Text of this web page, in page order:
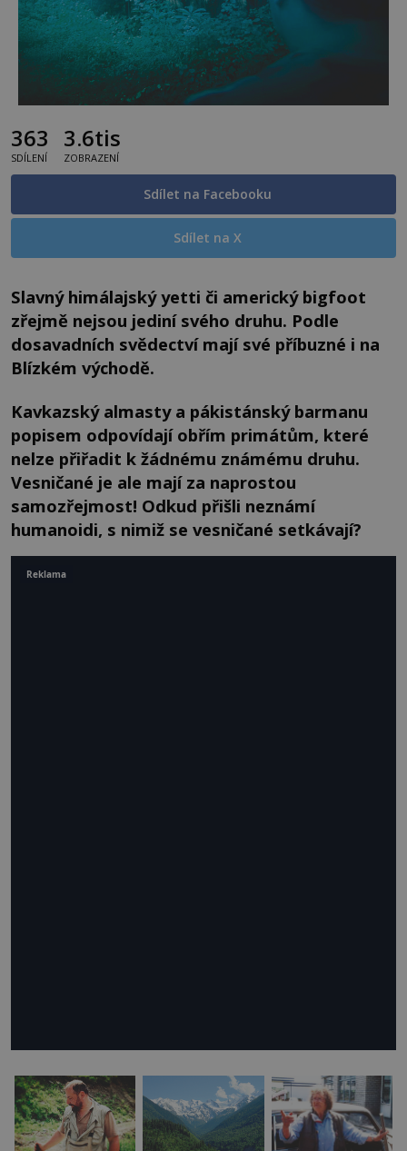
363
SDÍLENÍ
3.6tis
ZOBRAZENÍ
Sdílet na Facebooku
Sdílet na X
Slavný himálajský yetti či americký bigfoot
zřejmě nejsou jediní svého druhu. Podle
dosavadních svědectví mají své příbuzné i na
Blízkém východě.
Kavkazský almasty a pákistánský barmanu
popisem odpovídají obřím primátům, které
nelze přiřadit k žádnému známému druhu.
Vesničané je ale mají za naprostou
samozřejmost! Odkud přišli neznámí
humanoidi, s nimiž se vesničané setkávají?
Reklama